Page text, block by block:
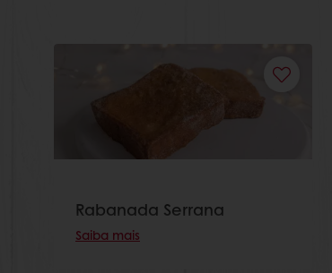
Rabanada Serrana
Saiba mais